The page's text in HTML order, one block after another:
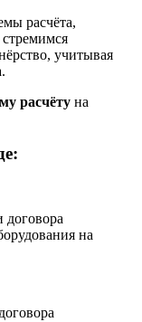
расчёта,
учитывая
расчёту на
на